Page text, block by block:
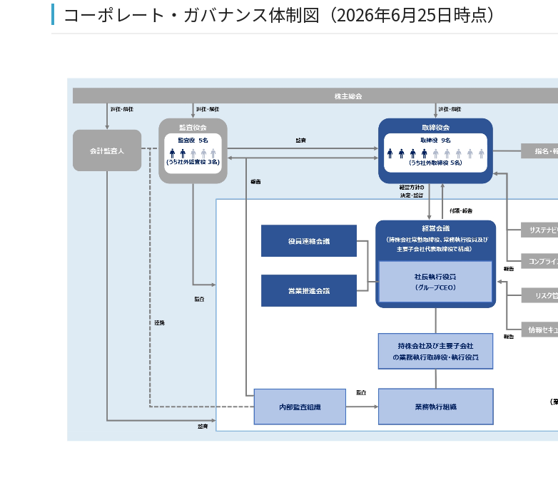
コーポレート・ガバナンス体制図（2026年6月25日時点）